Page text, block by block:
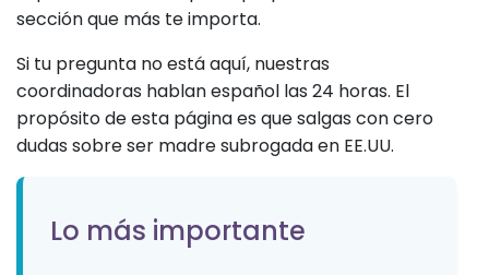
sección que más te importa.
Si tu pregunta no está aquí, nuestras
coordinadoras hablan español las 24 horas. El
propósito de esta página es que salgas con cero
dudas sobre ser madre subrogada en EE.UU.
Lo más importante